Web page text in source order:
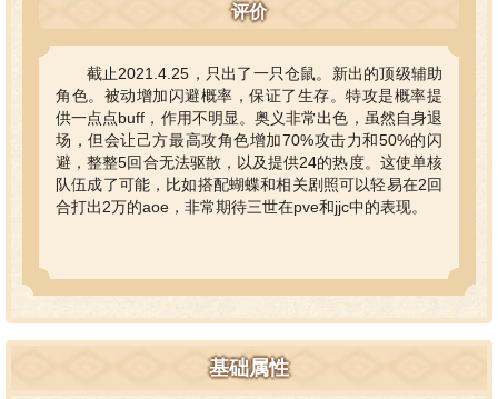
评价
截止2021.4.25，只出了一只仓鼠。新出的顶级辅助
角色。被动增加闪避概率，保证了生存。特攻是概率提
供一点点buff，作用不明显。奥义非常出色，虽然自身退
场，但会让己方最高攻角色增加70%攻击力和50%的闪
避，整整5回合无法驱散，以及提供24的热度。这使单核
队伍成了可能，比如搭配蝴蝶和相关剧照可以轻易在2回
合打出2万的aoe，非常期待三世在pve和jjc中的表现。
基础属性